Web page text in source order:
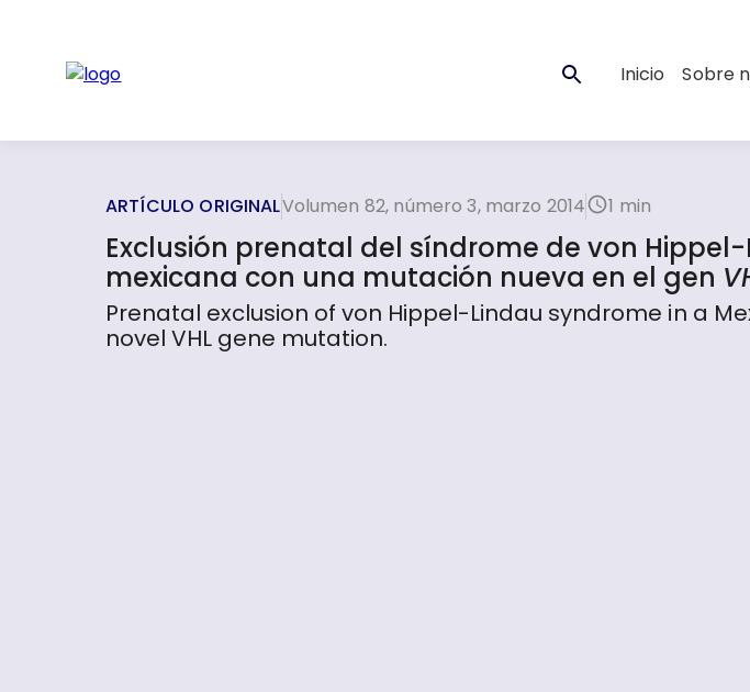
Inicio Sobre
ARTÍCULO ORIGINALVolumen 82, número 3, marzo 2014 1 min
Exclusión prenatal del síndrome de von
mexicana con una mutación nueva en el gen
Prenatal exclusion of von Hippel-Lindau syndrome in a
novel VHL gene mutation.